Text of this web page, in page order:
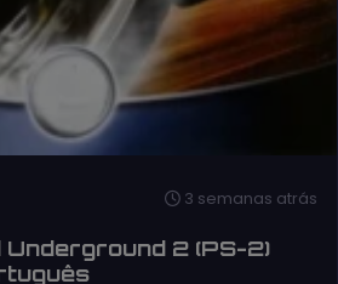
3 semanas atrás
Underground 2 (PS-2)